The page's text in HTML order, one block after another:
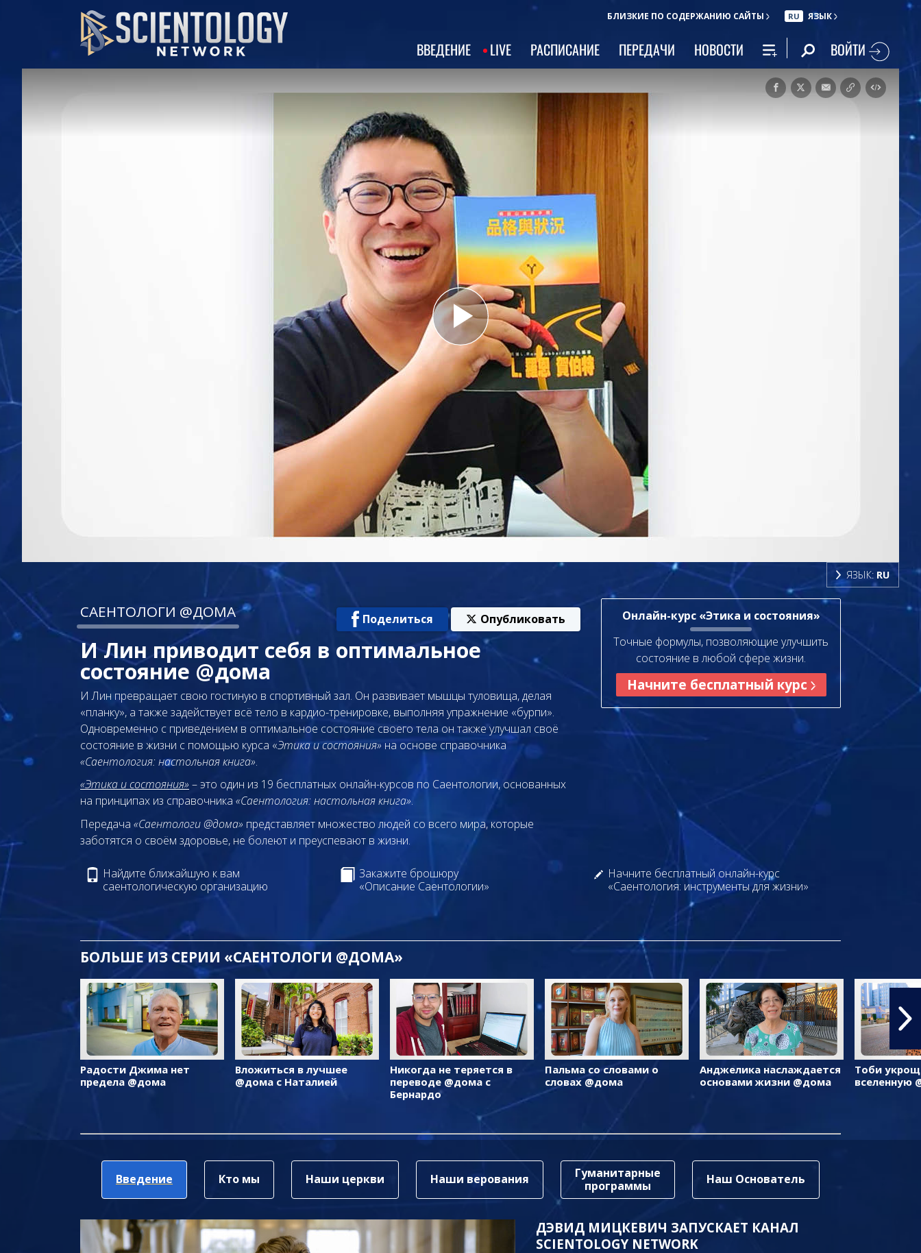
БЛИЗКИЕ ПО СОДЕРЖАНИЮ САЙТЫ RU ЯЗЫК
ВВЕДЕНИЕ LIVE РАСПИСАНИЕ ПЕРЕДАЧИ НОВОСТИ ВОЙТИ
Play
Video
ЯЗЫК: RU
САЕНТОЛОГИ @ДОМА Поделиться Опубликовать
И Лин приводит себя в оптимальное
состояние @дома
И Лин превращает свою гостиную в спортивный зал. Он развивает мышцы туловища, делая
«планку», а также задействует всё тело в кардио-тренировке, выполняя упражнение «бурпи».
Одновременно с приведением в оптимальное состояние своего тела он также улучшал своё
состояние в жизни с помощью курса «Этика и состояния» на основе справочника
«Саентология: настольная книга».
«Этика и состояния» – это один из 19 бесплатных онлайн-курсов по Саентологии, основанных
на принципах из справочника «Саентология: настольная книга».
Передача «Саентологи @дома» представляет множество людей со всего мира, которые
заботятся о своём здоровье, не болеют и преуспевают в жизни.
Онлайн-курс «Этика и состояния»
Точные формулы, позволяющие улучшить
состояние в любой сфере жизни.
Начните бесплатный курс
Найдите ближайшую к вам
саентологическую организацию
Закажите брошюру
«Описание Саентологии»
Начните бесплатный онлайн-курс
«Саентология: инструменты для жизни»
БОЛЬШЕ ИЗ СЕРИИ «САЕНТОЛОГИ @ДОМА»
Радости Джима нет
предела @дома
Вложиться в лучшее
@дома с Наталией
Никогда не теряется в
переводе @дома с
Бернардо
Пальма со словами о
словах @дома
Анджелика наслаждается
основами жизни @дома
Тоби
вселенную
Введение Кто мы Наши церкви Наши верования
Гуманитарные
программы
Наш Основатель
ДЭВИД МИЦКЕВИЧ ЗАПУСКАЕТ КАНАЛ
SCIENTOLOGY NETWORK